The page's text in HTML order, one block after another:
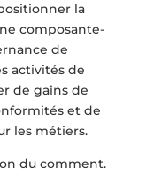
la
composante-
de
activités de
de gains de
et de
les métiers.
du comment.